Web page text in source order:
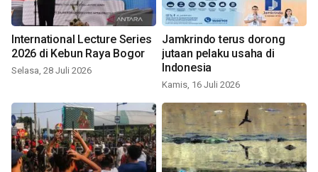
International Lecture Series
2026 di Kebun Raya Bogor
Selasa, 28 Juli 2026
Jamkrindo terus dorong
jutaan pelaku usaha di
Indonesia
Kamis, 16 Juli 2026